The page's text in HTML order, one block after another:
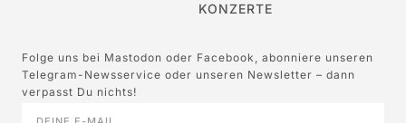
KONZERTE
Folge uns bei Mastodon oder Facebook, abonniere unseren
Telegram-Newsservice oder unseren Newsletter – dann
verpasst Du nichts!